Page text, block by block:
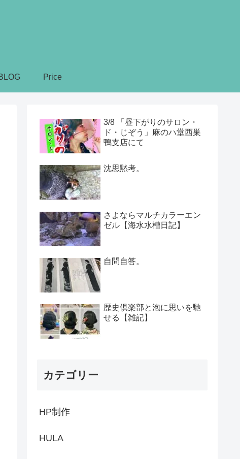
Price
3/8 「昼下がりのサロン・
ド・じぞう」麻のハ堂西巣
鴨支店にて
沈思黙考。
さよならマルチカラーエン
ゼル【海水水槽日記】
自問自答。
歴史倶楽部と泡に思いを馳
せる【雑記】
カテゴリー
HP制作
HULA